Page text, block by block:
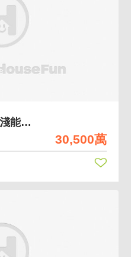
30,500萬
北環站高容積素地 未來淺能爆發性